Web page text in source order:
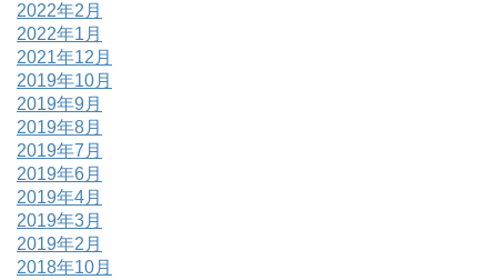
2022年2月
2022年1月
2021年12月
2019年10月
2019年9月
2019年8月
2019年7月
2019年6月
2019年4月
2019年3月
2019年2月
2018年10月